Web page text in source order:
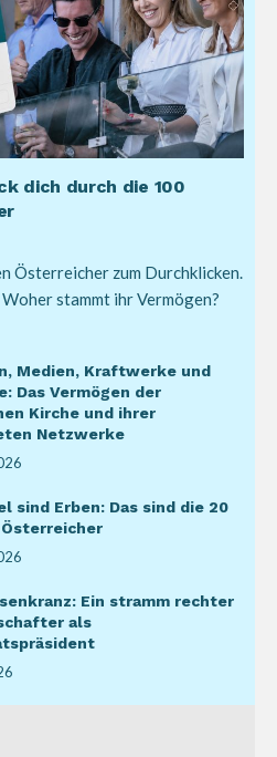
dich durch die 100
Österreicher zum Durchklicken.
stammt ihr Vermögen?
Medien, Kraftwerke und
Das Vermögen der
Kirche und ihrer
Netzwerke
sind Erben: Das sind die 20
Ein stramm rechter
als